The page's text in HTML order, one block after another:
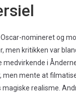
nomineret og
men kritikken var
medvirkende i
mente at
realisme.